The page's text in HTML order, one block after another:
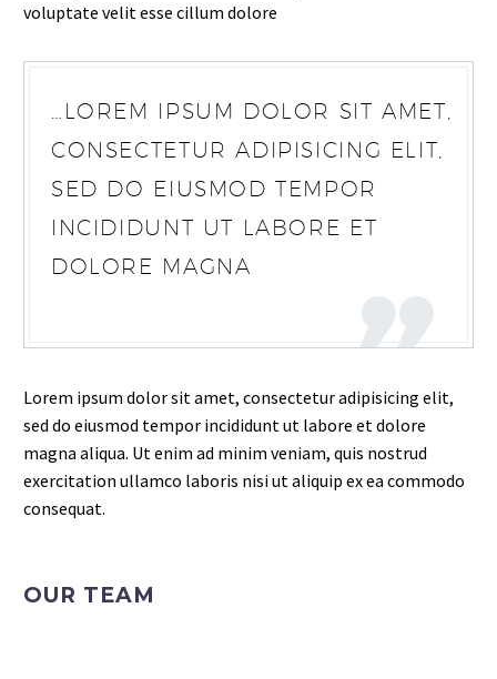
voluptate velit esse cillum dolore
…LOREM IPSUM DOLOR SIT AMET,
CONSECTETUR ADIPISICING ELIT,
SED DO EIUSMOD TEMPOR
INCIDIDUNT UT LABORE ET
DOLORE MAGNA
Lorem ipsum dolor sit amet, consectetur adipisicing elit,
sed do eiusmod tempor incididunt ut labore et dolore
magna aliqua. Ut enim ad minim veniam, quis nostrud
exercitation ullamco laboris nisi ut aliquip ex ea commodo
consequat.
OUR TEAM